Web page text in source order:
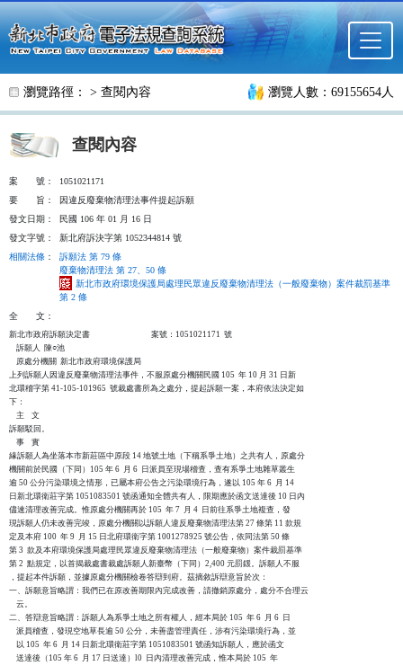
跳至主要內容
瀏覽路徑： > 查閱內容 瀏覽人數：69155654人
查閱內容
案 號：
1051021171
要
旨：
因違反廢棄物清理法事件提起訴願
發文日期：
民國 106 年 01 月 16 日
發文字號：
新北府訴決字第 1052344814 號
相關法條 ：
訴願法 第 79 條
廢棄物清理法 第 27、50 條
新北市政府環境保護局處理民眾違反廢棄物清理法（一般廢棄物）案件裁罰基準
第 2 條
全
文：
新北市政府訴願決定書                                  案號：1051021171  號
    訴願人  陳○池
    原處分機關  新北市政府環境保護局
上列訴願人因違反廢棄物清理法事件，不服原處分機關民國 105  年 10 月 31 日新
北環稽字第 41-105-101965  號裁處書所為之處分，提起訴願一案，本府依法決定如
下：
    主    文
訴願駁回。
    事    實
緣訴願人為坐落本市新莊區中原段 14 地號土地（下稱系爭土地）之共有人，原處分
機關前於民國（下同）105 年 6  月 6  日派員至現場稽查，查有系爭土地雜草叢生
逾 50 公分污染環境之情形，已屬本府公告之污染環境行為，遂以 105 年 6  月 14
日新北環衛莊字第 1051083501 號函通知全體共有人，限期應於函文送達後 10 日內
儘速清理改善完成。惟原處分機關再於 105  年 7  月 4  日前往系爭土地複查，發
現訴願人仍未改善完竣，原處分機關以訴願人違反廢棄物清理法第 27 條第 11 款規
定及本府 100  年 9  月 15 日北府環衛字第 1001278925 號公告，依同法第 50 條
第 3  款及本府環境保護局處理民眾違反廢棄物清理法（一般廢棄物）案件裁罰基準
第 2  點規定，以首揭裁處書裁處訴願人新臺幣（下同）2,400 元罰鍰。訴願人不服
，提起本件訴願，並據原處分機關檢卷答辯到府。茲摘敘訴辯意旨於次：
一、訴願意旨略謂：我們已在原改善期限內完成改善，請撤銷原處分，處分不合理云
    云。
二、答辯意旨略謂：訴願人為系爭土地之所有權人，經本局於 105  年 6  月 6  日
    派員稽查，發現空地草長逾 50 公分，未善盡管理責任，涉有污染環境行為，並
    以 105  年 6  月 14 日新北環衛莊字第 1051083501 號函知訴願人，應於函文
    送達後（105 年 6  月 17 日送達）l0  日內清理改善完成，惟本局於 105  年